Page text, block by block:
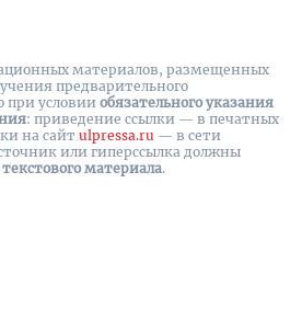
материалов, размещенных
предварительного
при условии обязательного указания
: приведение ссылки — в печатных
на cайт ulpressa.ru — в сети
или гиперссылка должны
материала.